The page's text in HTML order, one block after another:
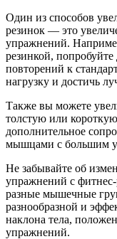
Один из способов
резинок — это
упражнений.
резинкой,
повторений к
нагрузку и достичь
Также вы можете
толстую или
дополнительное
мышцами с большим
Не забывайте об
упражнений с
разные мышечные
разнообразной и
наклона тела,
упражнений.